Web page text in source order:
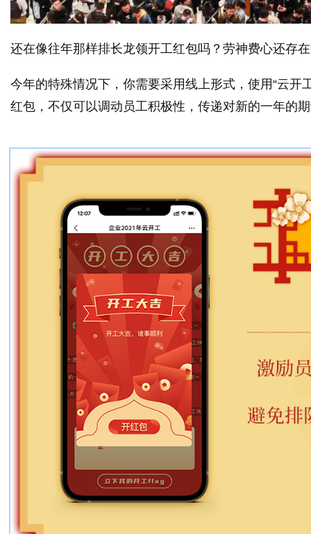
议
还在像往年那样排长龙领开工红包吗？劳神费心还存
今年的特殊情况下，你需要采用线上形式，使用“云开
红包，不仅可以调动员工积极性， 传递对新的一年的